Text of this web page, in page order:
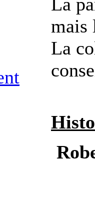
mais
La